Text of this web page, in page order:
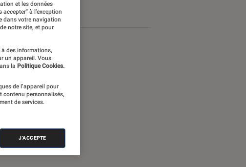
et les données
à l’exception
dans votre navigation
notre site, et pour
des informations,
un appareil. Vous
la Politique Cookies.
de l’appareil pour
contenu personnalisés,
de services.
J'ACCEPTE